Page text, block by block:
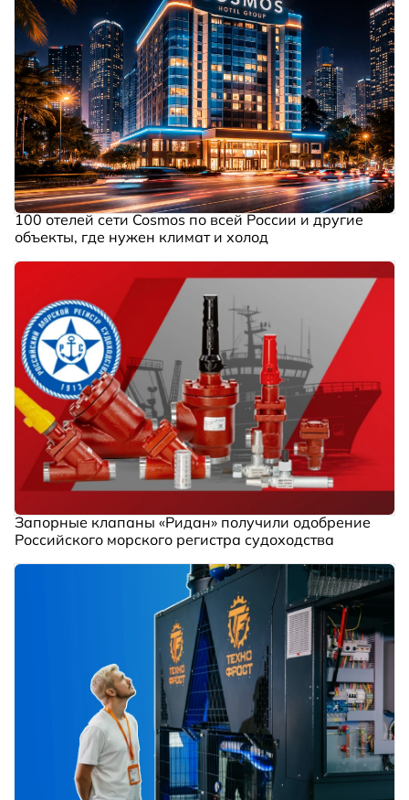
100 отелей сети Cosmos по всей России и другие
объекты, где нужен климат и холод
Запорные клапаны «Ридан» получили одобрение
Российского морского регистра судоходства